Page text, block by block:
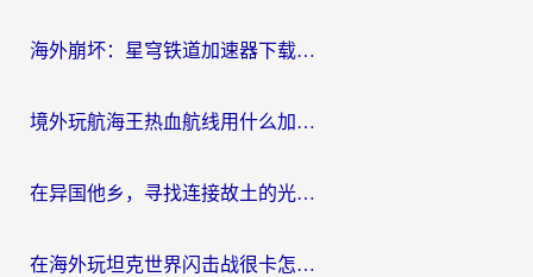
海外崩坏：星穹铁道加速器下载安装：一份给游子的终极网络指南
境外玩航海王热血航线用什么加速器？2026海外玩家实测最优方案（附欧洲问道堡垒前线加速技巧）
在异国他乡，寻找连接故土的光明大陆免费加速器
在海外玩坦克世界闪击战很卡怎么办？老玩家亲测有效的加速器选择指南